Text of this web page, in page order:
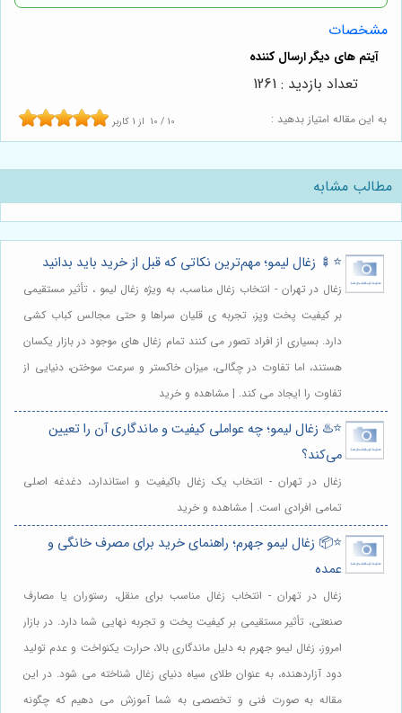
مشخصات
به این مقاله امتیاز بدهید : 10 / 10 از 1 کاربر
تعداد بازدید : 1261
مطالب مشابه
⭐️🍢 زغال لیمو؛ مهم‌ترین نکاتی که قبل از خرید باید بدانید
زغال در تهران - انتخاب زغال مناسب، به ویژه زغال لیمو ، تأثیر مستقیمی
بر کیفیت پخت وپز، تجربه ی قلیان سراها و حتی مجالس کباب کشی
دارد. بسیاری از افراد تصور می کنند تمام زغال های موجود در بازار یکسان
هستند، اما تفاوت در چگالی، میزان خاکستر و سرعت سوختن، دنیایی از
تفاوت را ایجاد می کند. | مشاهده و خرید
⭐️♨️ زغال لیمو؛ چه عواملی کیفیت و ماندگاری آن را تعیین
می‌کند؟
زغال در تهران - انتخاب یک زغال باکیفیت و استاندارد، دغدغه اصلی
تمامی افرادی است. | مشاهده و خرید
⭐️📦 زغال لیمو جهرم؛ راهنمای خرید برای مصرف خانگی و
عمده
زغال در تهران - انتخاب زغال مناسب برای منقل، رستوران یا مصارف
صنعتی، تأثیر مستقیمی بر کیفیت پخت و تجربه نهایی شما دارد. در بازار
امروز، زغال لیمو جهرم به دلیل ماندگاری بالا، حرارت یکنواخت و عدم تولید
دود آزاردهنده، به عنوان طلای سیاه دنیای زغال شناخته می شود. در این
مقاله به صورت فنی و تخصصی به شما آموزش می دهیم که چگونه